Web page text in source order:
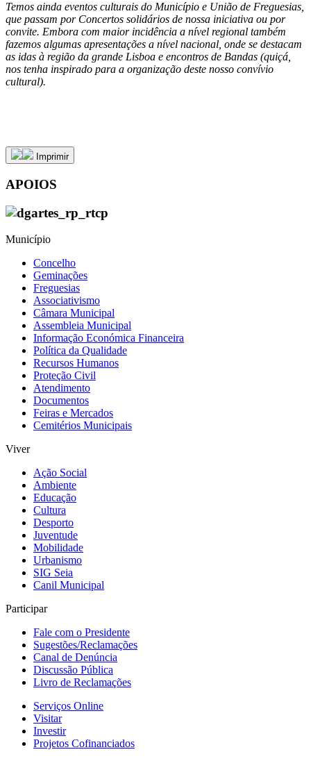
Temos ainda eventos culturais do Município e União de Freguesias,
que passam por Concertos solidários de nossa iniciativa ou por
convite. Embora com maior incidência a nível regional também
fazemos algumas apresentações a nível nacional, onde se destacam
as idas à região da grande Lisboa e encontros de Bandas (quiçá,
nos tenha inspirado para a organização deste nosso convívio
cultural).
Imprimir
APOIOS
Município
Concelho
Geminações
Freguesias
Associativismo
Câmara Municipal
Assembleia Municipal
Informação Económica Financeira
Política da Qualidade
Recursos Humanos
Proteção Civil
Atendimento
Documentos
Feiras e Mercados
Cemitérios Municipais
Viver
Ação Social
Ambiente
Educação
Cultura
Desporto
Juventude
Mobilidade
Urbanismo
SIG Seia
Canil Municipal
Participar
Fale com o Presidente
Sugestões/Reclamações
Canal de Denúncia
Discussão Pública
Livro de Reclamações
Serviços Online
Visitar
Investir
Projetos Cofinanciados